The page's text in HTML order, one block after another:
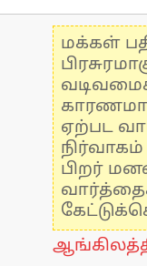
மக்கள்
ஏற்பட
பிறர்